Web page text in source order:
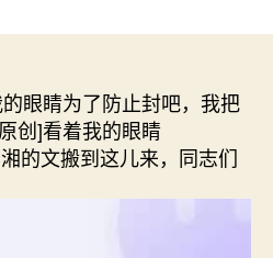
眼睛为了防止封吧，我把
创]看着我的眼睛
的文搬到这儿来，同志们